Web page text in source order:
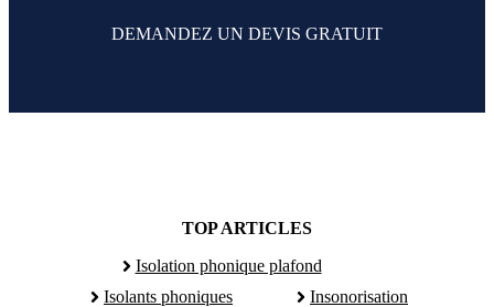
DEMANDEZ UN DEVIS GRATUIT
TOP ARTICLES
Isolation phonique plafond
Isolants phoniques
Insonorisation